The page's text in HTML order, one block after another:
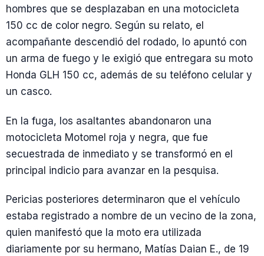
hombres que se desplazaban en una motocicleta
150 cc de color negro. Según su relato, el
acompañante descendió del rodado, lo apuntó con
un arma de fuego y le exigió que entregara su moto
Honda GLH 150 cc, además de su teléfono celular y
un casco.
En la fuga, los asaltantes abandonaron una
motocicleta Motomel roja y negra, que fue
secuestrada de inmediato y se transformó en el
principal indicio para avanzar en la pesquisa.
Pericias posteriores determinaron que el vehículo
estaba registrado a nombre de un vecino de la zona,
quien manifestó que la moto era utilizada
diariamente por su hermano, Matías Daian E., de 19